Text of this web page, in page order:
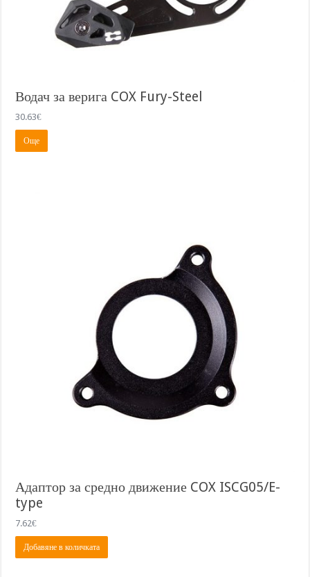
Водач за верига COX Fury-Steel
30.63€
Още
Адаптор за средно движение COX ISCG05/E-
type
7.62€
Добавяне в количката